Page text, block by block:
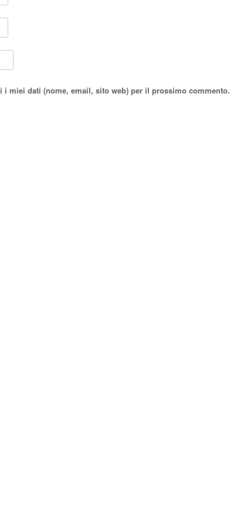
miei dati (nome, email, sito web) per il prossimo commento.